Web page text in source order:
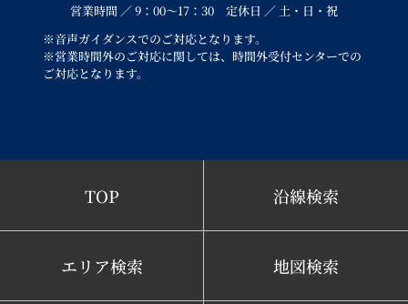
営業時間 ／ 9：00～17：30 定休日 ／ 土・日・祝
※音声ガイダンスでのご対応となります。
※営業時間外のご対応に関しては、時間外受付センターでの
ご対応となります。
TOP 沿線検索
エリア検索 地図検索